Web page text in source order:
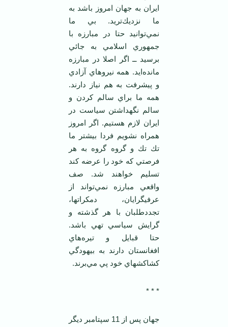
ايران به جهان امروز باشد به
ما نزديك‌تريد. بي ما
نمي‌توانيد حتا در مبارزه با
جمهوري اسلامي به جائي
برسيد ــ اگر اصلا در مبارزه
مانده‌ايد. همه نيروهاي آزادي
و پيشرفت به هم نياز دارند.
همه ما براي سالم كردن و
سالم نگهداشتن سياست در
ايران لازم هستيم. اگر امروز
همراه نشويم فردا بيشتر ما
تك تك و گروه گروه به هر
فرصتي كه خود را عرضه كند
تسليم خواهند شد. صف
واقعي مبارزه نمي‌تواند از
عرفيگرايان، دمكراتها،
تجددطلبان با هر گذشته و
گرايش سياسي تهي باشد.
حتا قبايل و تيره‌هاي
افغانستان دارند به بيهودگي
كشاكشهاي خود پي مي‌برند.
* * *
جهان پس از 11 سپتامبر ديگر